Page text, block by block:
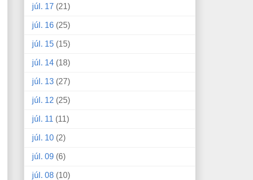
júl. 17 (21)
júl. 16 (25)
júl. 15 (15)
júl. 14 (18)
júl. 13 (27)
júl. 12 (25)
júl. 11 (11)
júl. 10 (2)
júl. 09 (6)
júl. 08 (10)